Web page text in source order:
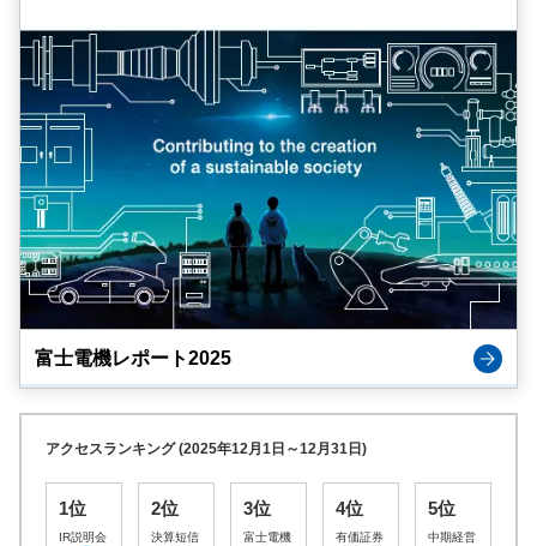
富士電機レポート2025
アクセスランキング (2025年12月1日～12月31日)
1位
IR説明会
2位
決算短信
3位
富士電機
4位
有価証券
5位
中期経営